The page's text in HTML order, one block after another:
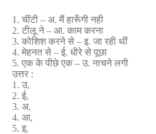
1. चींटी – अ. मैं हारूँगी नही
2. टीलू ने – आ. काम करना
3. कोशिश करने से – इ. जा रही थीं
4. मेहनत से – ई. धीरे से पूछा
5. एक के पीछे एक – उ. नाचने लगी
उत्तर :
1. उ,
2. ई,
3. अ,
4. आ,
5. इ,